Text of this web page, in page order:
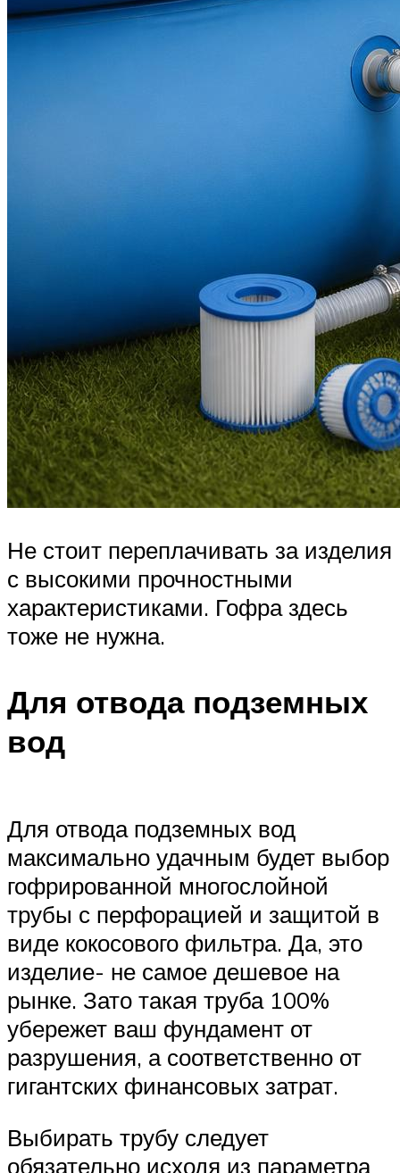
Не стоит переплачивать за изделия
с высокими прочностными
характеристиками. Гофра здесь
тоже не нужна.
Для отвода подземных
вод
Для отвода подземных вод
максимально удачным будет выбор
гофрированной многослойной
трубы с перфорацией и защитой в
виде кокосового фильтра. Да, это
изделие- не самое дешевое на
рынке. Зато такая труба 100%
убережет ваш фундамент от
разрушения, а соответственно от
гигантских финансовых затрат.
Выбирать трубу следует
обязательно исходя из параметра